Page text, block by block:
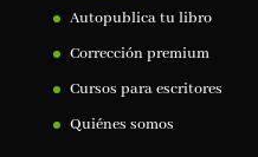
Autopublica tu libro
Corrección premium
Cursos para escritores
Quiénes somos